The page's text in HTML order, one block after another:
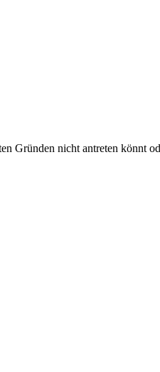
Gründen nicht antreten könnt